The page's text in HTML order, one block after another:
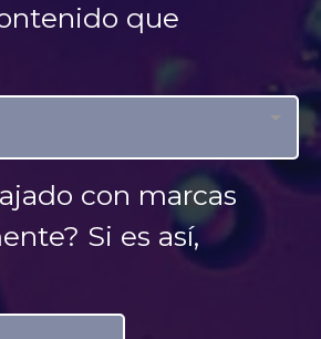
que
con marcas
Si es así,